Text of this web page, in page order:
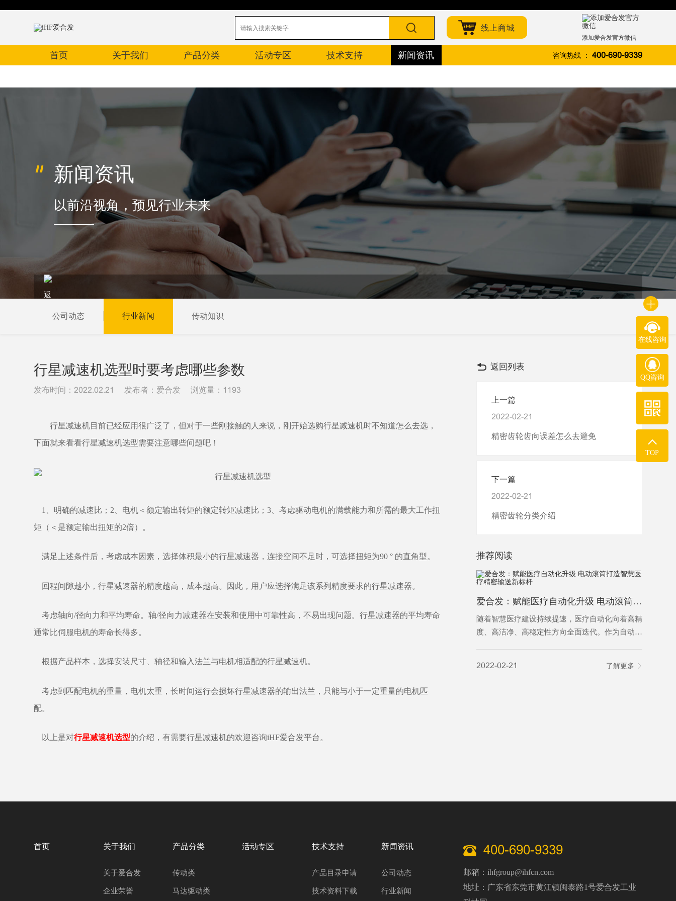
线上商城
添加爱合发官方微信
首页 关于我们 产品分类 活动专区 技术支持 新闻资讯 咨询热线 ： 400-690-9339
新闻资讯
以前沿视角，预见行业未来
当前位置：首页 新闻资讯 行业新闻
公司动态 行业新闻 传动知识
行星减速机选型时要考虑哪些参数
发布时间： 2022.02.21 发布者：爱合发 浏览量： 1193
行星减速机目前已经应用很广泛了，但对于一些刚接触的人来说，刚开始选购行星减速机时不知道怎么去选，
下面就来看看行星减速机选型需要注意哪些问题吧！
1、明确的减速比；2、电机＜额定输出转矩的额定转矩减速比；3、考虑驱动电机的满载能力和所需的最大工作扭
矩（＜是额定输出扭矩的2倍）。
满足上述条件后，考虑成本因素，选择体积最小的行星减速器，连接空间不足时，可选择扭矩为90 ° 的直角型。
回程间隙越小，行星减速器的精度越高，成本越高。因此，用户应选择满足该系列精度要求的行星减速器。
考虑轴向/径向力和平均寿命。轴/径向力减速器在安装和使用中可靠性高，不易出现问题。行星减速器的平均寿命
通常比伺服电机的寿命长得多。
根据产品样本，选择安装尺寸、轴径和输入法兰与电机相适配的行星减速机。
考虑到匹配电机的重量，电机太重，长时间运行会损坏行星减速器的输出法兰，只能与小于一定重量的电机匹
配。
以上是对行星减速机选型的介绍，有需要行星减速机的欢迎咨询iHF爱合发平台。
返回列表
上一篇
2022-02-21
​精密齿轮齿向误差怎么去避免
下一篇
2022-02-21
精密齿轮分类介绍
推荐阅读
爱合发：赋能医疗自动化升级 电动滚筒打造智慧医疗精密输送新标杆
随着智慧医疗建设持续提速，医疗自动化向着高精
度、高洁净、高稳定性方向全面迭代。作为自动化
势，广泛应用于医药生产、医院智能物流、医疗特
2022-02-21 了解更多
随着智能
首页 关于我们
关于爱合发
企业荣誉
产品分类
传动类
马达驱动类
活动专区 技术支持
产品目录申请
技术资料下载
新闻资讯
公司动态
行业新闻
400-690-9339
邮箱：ihfgroup@ihfcn.com
地址：广东省东莞市黄江镇闽泰路1号爱合发工业
在线咨询
QQ咨询
TOP